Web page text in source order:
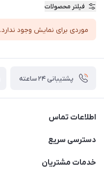
فیلتر محصولات
موردی برای نمایش وجود ندارد.
پشتیبانی ۲۴ ساعته
اطلاعات تماس
02177111474
دسترسی سریع
حساب کاربری
خدمات مشتریان